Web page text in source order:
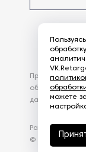
Разработка
© 2026 –
Продолжая
обработку
данных, в
обработку
можете